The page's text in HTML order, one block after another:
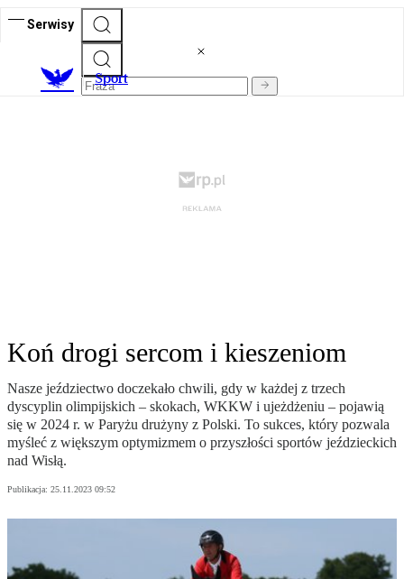
Serwisy
Sport
Koń drogi sercom i kieszeniom
Nasze jeździectwo doczekało chwili, gdy w każdej z trzech
dyscyplin olimpijskich – skokach, WKKW i ujeżdżeniu – pojawią
się w 2024 r. w Paryżu drużyny z Polski. To sukces, który pozwala
myśleć z większym optymizmem o przyszłości sportów jeździeckich
nad Wisłą.
Publikacja: 25.11.2023 09:52